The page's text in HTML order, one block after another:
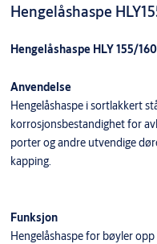
Hengelåshaspe
Hengelåshaspe HLY 155/160
Anvendelse
Hengelåshaspe i sortlakkert
korrosjonsbestandighet for
porter og andre utvendige
kapping.
Funksjon
Hengelåshaspe for bøyler